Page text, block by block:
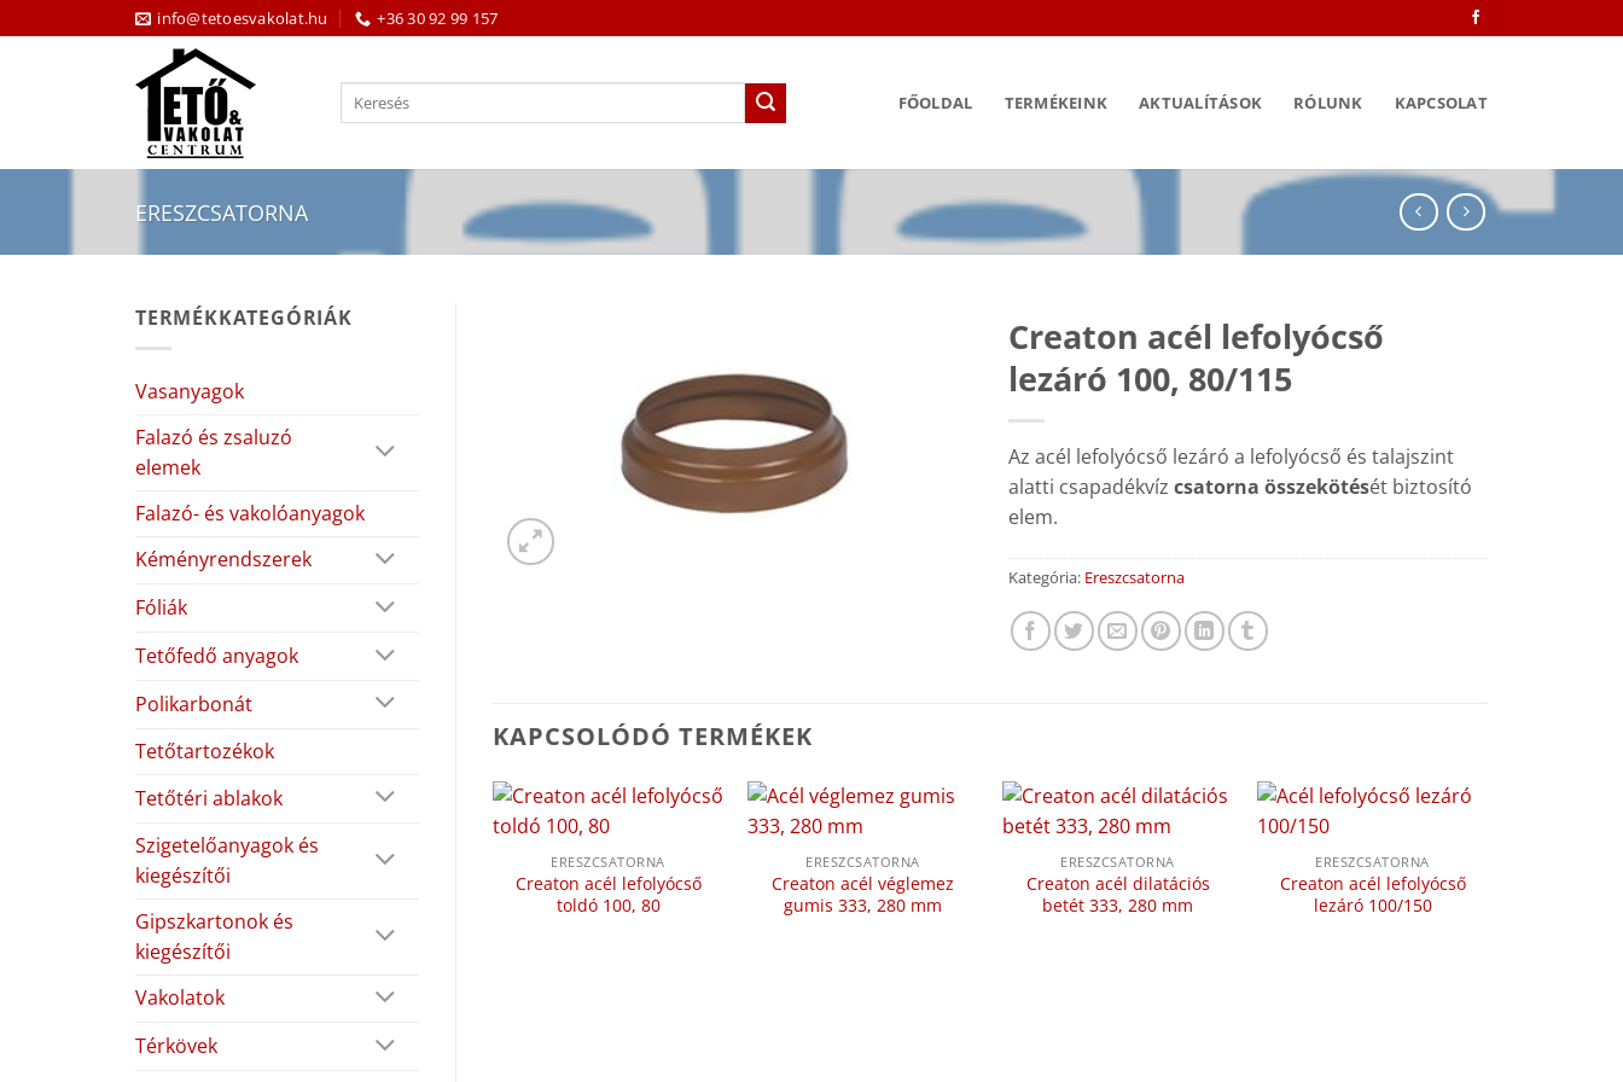
to
info@tetoesvakolat.hu +36 30 92 99 157
Keresés
FŐOLDAL TERMÉKEINK AKTUALÍTÁSOK RÓLUNK KAPCSOLAT
ERESZCSATORNA
TERMÉKKATEGÓRIÁK
Vasanyagok
Falazó és zsaluzó
elemek
Falazó- és vakolóanyagok
Kéményrendszerek
Fóliák
Tetőfedő anyagok
Polikarbonát
Tetőtartozékok
Tetőtéri ablakok
Szigetelőanyagok és
kiegészítői
Gipszkartonok és
kiegészítői
Vakolatok
Térkövek
Creaton acél lefolyócső
lezáró 100, 80/115
Az acél lefolyócső lezáró a lefolyócső és talajszint
alatti csapadékvíz csatorna összekötését biztosító
elem.
Kategória: Ereszcsatorna
KAPCSOLÓDÓ TERMÉKEK
ERESZCSATORNA
Creaton acél lefolyócső
toldó 100, 80
ERESZCSATORNA
Creaton acél véglemez
gumis 333, 280 mm
ERESZCSATORNA
Creaton acél dilatációs
betét 333, 280 mm
ERESZCSATORNA
Creaton acél lefolyócső
lezáró 100/150